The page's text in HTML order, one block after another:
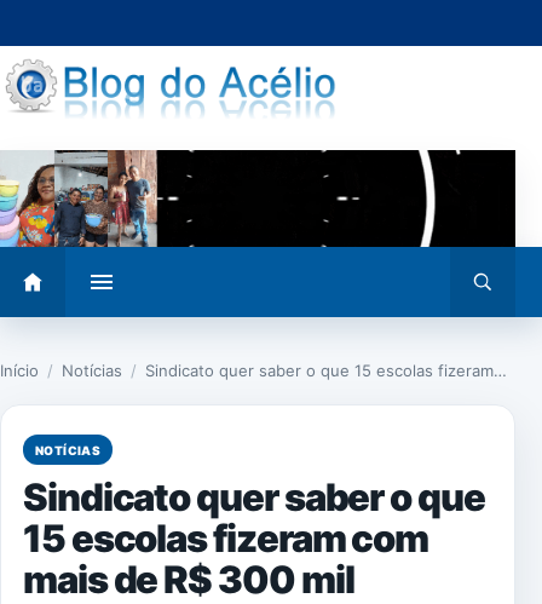
para
o
conteúdo
menu
busca
Início / Notícias / Sindicato quer saber o que 15 escolas fizeram…
NOTÍCIAS
Sindicato quer saber o que
15 escolas fizeram com
mais de R$ 300 mil